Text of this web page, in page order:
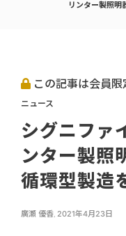
リンター製照明
この記事は会員
ニュース
シグニファ
ンター製照
循環型製造
廣瀬 優香, 2021年4月23日